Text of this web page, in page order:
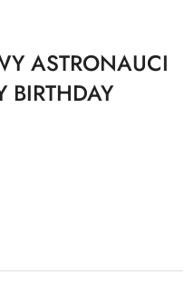
ASTRONAUCI
BIRTHDAY